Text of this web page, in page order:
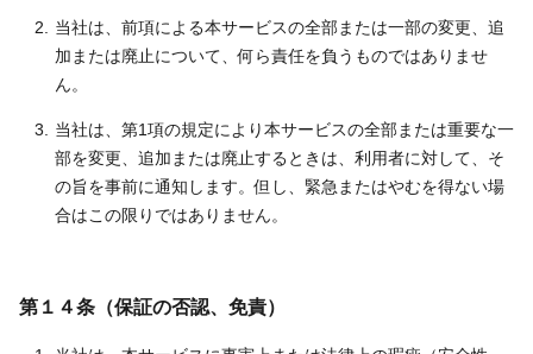
当社は、前項による本サービスの全部または一部の変更、追
加または廃止について、何ら責任を負うものではありませ
ん。
当社は、第1項の規定により本サービスの全部または重要な一
部を変更、追加または廃止するときは、利用者に対して、そ
の旨を事前に通知します。但し、緊急またはやむを得ない場
合はこの限りではありません。
第１４条（保証の否認、免責）